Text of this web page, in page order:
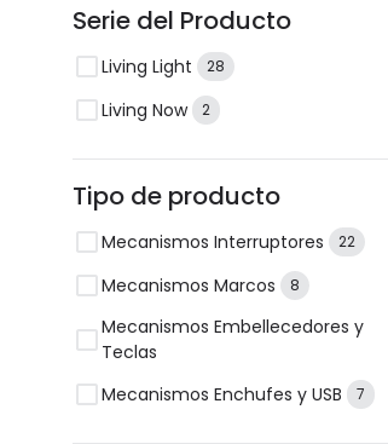
Serie del Producto
Living Light 28
Living Now 2
Tipo de producto
Mecanismos Interruptores 22
Mecanismos Marcos 8
Mecanismos Embellecedores y
Teclas
Mecanismos Enchufes y USB 7